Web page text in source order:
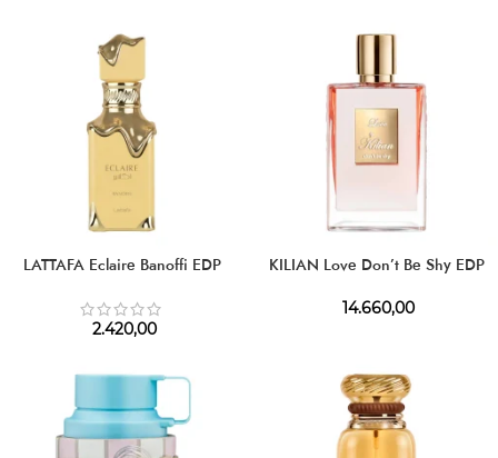
LATTAFA Eclaire Banoffi EDP
2.420,00
KILIAN Love Don’t Be Shy EDP
14.660,00